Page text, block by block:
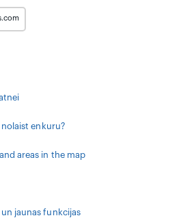
enkuru?
areas in the map
jaunas funkcijas